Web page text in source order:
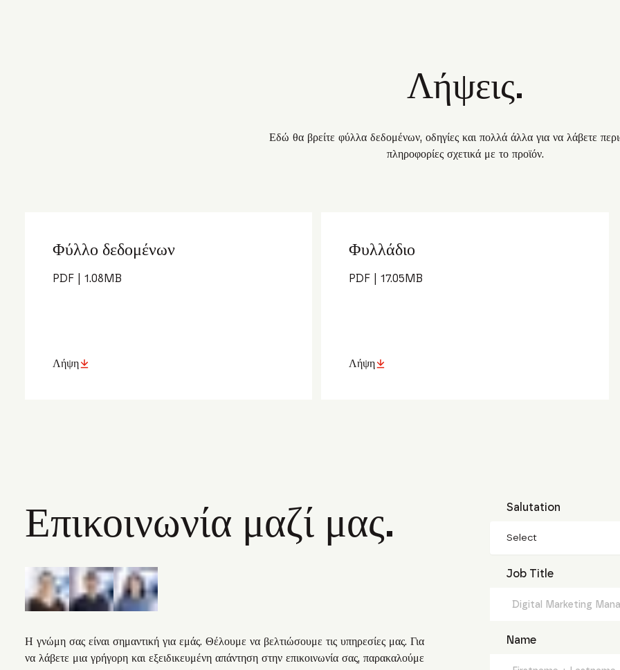
Λήψεις.
Εδώ θα βρείτε φύλλα δεδομένων, οδηγίες και πολλά άλλα για να λάβετε
πληροφορίες σχετικά με το προϊόν.
Φύλλο δεδομένων
PDF 1.08MB
Λήψη
Φυλλάδιο
PDF |17.05MB
Λήψη
Επικοινωνία μαζί μας.
Η γνώμη σας είναι σημαντική για εμάς. Θέλουμε να βελτιώσουμε τις υπηρεσίες μας. Για
να λάβετε μια γρήγορη και εξειδικευμένη απάντηση στην επικοινωνία σας, παρακαλούμε
Salutation
Select
Job Title
Name